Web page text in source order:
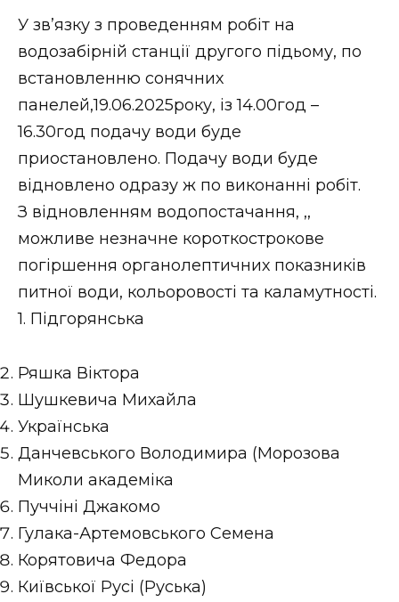
Стиль життя
Втрачений Ужгород
Втрачений Ужгород (відеоверсія)
ЗАКАРПАТСЬКІ НОВИНИ
НОВИНИ ЗАХІДНОЇ УКРАЇНИ
ВІДЕО
У зв’язку з проведенням робіт на
водозабірній станції другого підьому, по
встановленню сонячних
панелей,19.06.2025року, із 14.00год –
16.30год подачу води буде
приостановлено. Подачу води буде
відновлено одразу ж по виконанні робіт.
З відновленням водопостачання, ,,
можливе незначне короткострокове
погіршення органолептичних показників
питної води, кольоровості та каламутності.
1. Підгорянська
Ряшка Віктора
Шушкевича Михайла
Українська
Данчевського Володимира (Морозова
Миколи академіка
Пуччіні Джакомо
Гулака-Артемовського Семена
Корятовича Федора
Київської Русі (Руська)